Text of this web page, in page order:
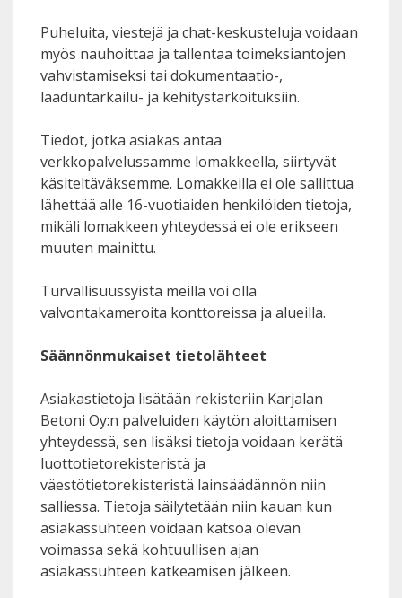
Puheluita, viestejä ja chat-keskusteluja voidaan
myös nauhoittaa ja tallentaa toimeksiantojen
vahvistamiseksi tai dokumentaatio-,
laaduntarkailu- ja kehitystarkoituksiin.
Tiedot, jotka asiakas antaa
verkkopalvelussamme lomakkeella, siirtyvät
käsiteltäväksemme. Lomakkeilla ei ole sallittua
lähettää alle 16-vuotiaiden henkilöiden tietoja,
mikäli lomakkeen yhteydessä ei ole erikseen
muuten mainittu.
Turvallisuussyistä meillä voi olla
valvontakameroita konttoreissa ja alueilla.
Säännönmukaiset tietolähteet
Asiakastietoja lisätään rekisteriin Karjalan
Betoni Oy:n palveluiden käytön aloittamisen
yhteydessä, sen lisäksi tietoja voidaan kerätä
luottotietorekisteristä ja
väestötietorekisteristä lainsäädännön niin
salliessa. Tietoja säilytetään niin kauan kun
asiakassuhteen voidaan katsoa olevan
voimassa sekä kohtuullisen ajan
asiakassuhteen katkeamisen jälkeen.